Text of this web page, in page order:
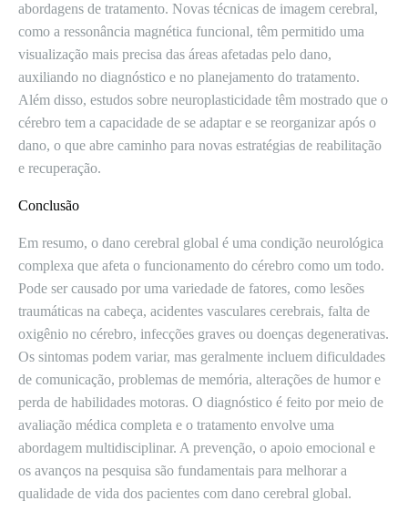
abordagens de tratamento. Novas técnicas de imagem cerebral,
como a ressonância magnética funcional, têm permitido uma
visualização mais precisa das áreas afetadas pelo dano,
auxiliando no diagnóstico e no planejamento do tratamento.
Além disso, estudos sobre neuroplasticidade têm mostrado que o
cérebro tem a capacidade de se adaptar e se reorganizar após o
dano, o que abre caminho para novas estratégias de reabilitação
e recuperação.
Conclusão
Em resumo, o dano cerebral global é uma condição neurológica
complexa que afeta o funcionamento do cérebro como um todo.
Pode ser causado por uma variedade de fatores, como lesões
traumáticas na cabeça, acidentes vasculares cerebrais, falta de
oxigênio no cérebro, infecções graves ou doenças degenerativas.
Os sintomas podem variar, mas geralmente incluem dificuldades
de comunicação, problemas de memória, alterações de humor e
perda de habilidades motoras. O diagnóstico é feito por meio de
avaliação médica completa e o tratamento envolve uma
abordagem multidisciplinar. A prevenção, o apoio emocional e
os avanços na pesquisa são fundamentais para melhorar a
qualidade de vida dos pacientes com dano cerebral global.